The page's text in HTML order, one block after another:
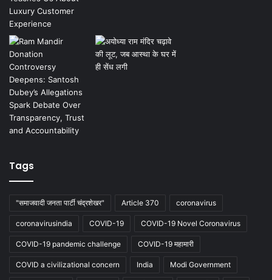
Tags
"समाजवादी जनता पार्टी चंद्रशेखर" Article 370 coronavirus
coronavirusindia COVID-19 COVID-19 Novel Coronavirus
COVID-19 pandemic challenge COVID-19 महामारी
COVID a civilizational concern India Modi Government